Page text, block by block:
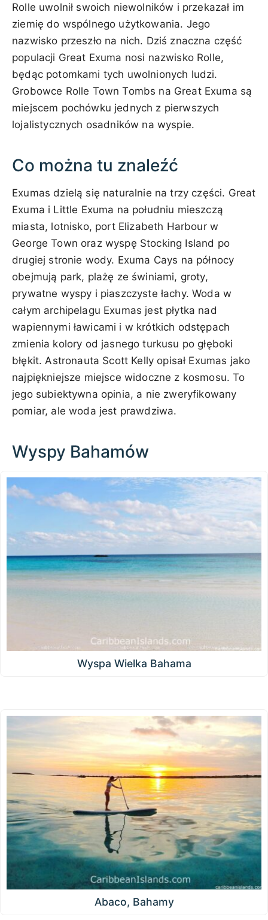
Rolle uwolnił swoich niewolników i przekazał im
ziemię do wspólnego użytkowania. Jego
nazwisko przeszło na nich. Dziś znaczna część
populacji Great Exuma nosi nazwisko Rolle,
będąc potomkami tych uwolnionych ludzi.
Grobowce Rolle Town Tombs na Great Exuma są
miejscem pochówku jednych z pierwszych
lojalistycznych osadników na wyspie.
Co można tu znaleźć
Exumas dzielą się naturalnie na trzy części. Great
Exuma i Little Exuma na południu mieszczą
miasta, lotnisko, port Elizabeth Harbour w
George Town oraz wyspę Stocking Island po
drugiej stronie wody. Exuma Cays na północy
obejmują park, plażę ze świniami, groty,
prywatne wyspy i piaszczyste łachy. Woda w
całym archipelagu Exumas jest płytka nad
wapiennymi ławicami i w krótkich odstępach
zmienia kolory od jasnego turkusu po głęboki
błękit. Astronauta Scott Kelly opisał Exumas jako
najpiękniejsze miejsce widoczne z kosmosu. To
jego subiektywna opinia, a nie zweryfikowany
pomiar, ale woda jest prawdziwa.
Wyspy Bahamów
Wyspa Wielka Bahama
Abaco, Bahamy